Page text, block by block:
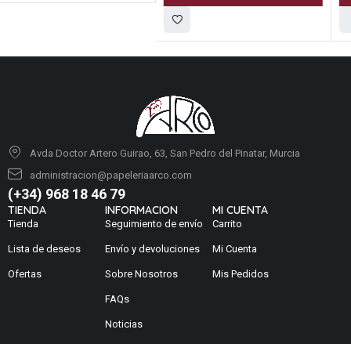
Avda Doctor Artero Guirao, 63, San Pedro del Pinatar, Murcia
administracion@papeleriaarco.com
(+34) 968 18 46 79
TIENDA
Tienda
Lista de deseos
Ofertas
INFORMACION
Seguimiento de envío
Envío y devoluciones
Sobre Nosotros
FAQs
Noticias
MI CUENTA
Carrito
Mi Cuenta
Mis Pedidos